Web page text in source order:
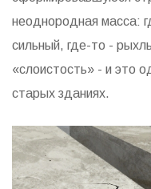
неоднородная масса:
сильный, где-то -
«слоистость» - и это
старых зданиях.